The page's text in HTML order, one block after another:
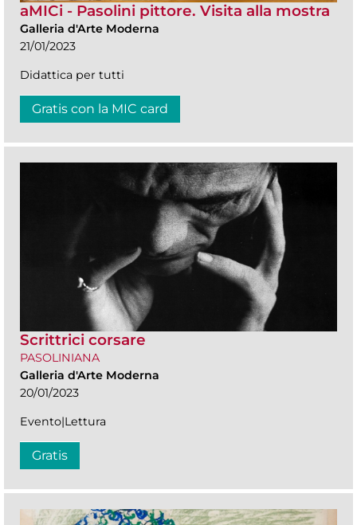
aMICi - Pasolini pittore. Visita alla mostra
Galleria d'Arte Moderna
21/01/2023
Didattica per tutti
Gratis con la MIC card
Scrittrici corsare
PASOLINIANA
Galleria d'Arte Moderna
20/01/2023
Evento|Lettura
Gratis